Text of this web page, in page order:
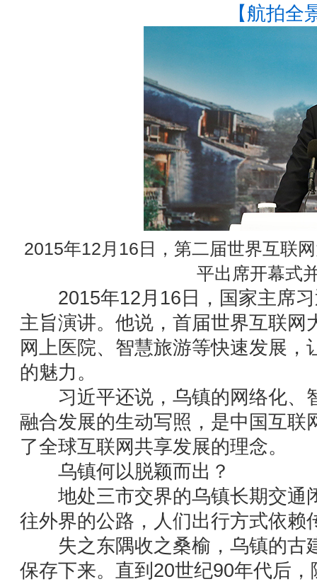
【航拍全
2015年12月16日，第二届世界互联
平出席开幕式
2015年12月16日，国家主席习
主旨演讲。他说，首届世界互联
网上医院、智慧旅游等快速发展
的魅力。
习近平还说，乌镇的网络化、
融合发展的生动写照，是中国互
了全球互联网共享发展的理念。
乌镇何以脱颖而出？
地处三市交界的乌镇长期交通
往外界的公路，人们出行方式依赖
失之东隅收之桑榆，乌镇的古
保存下来。直到20世纪90年代后